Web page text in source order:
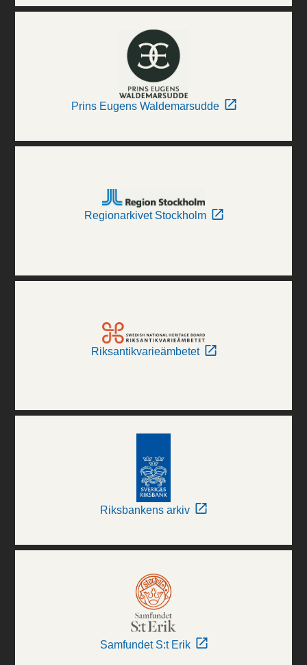
Prins Eugens Waldemarsudde
Regionarkivet Stockholm
Riksantikvarieämbetet
Riksbankens arkiv
Samfundet S:t Erik